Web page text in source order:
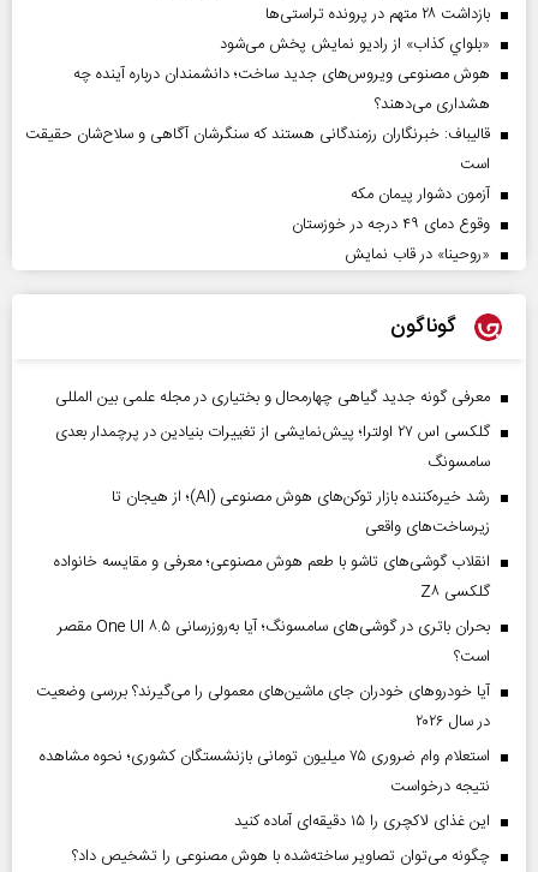
بازداشت ۲۸ متهم در پرونده تراستی‌ها
«بلواي کذاب» از رادیو نمایش پخش می‌شود
هوش مصنوعی ویروس‌های جدید ساخت؛ دانشمندان درباره آینده چه
هشداری می‌دهند؟
قالیباف: خبرنگاران رزمندگانی هستند که سنگرشان آگاهی و سلاح‌شان حقیقت
است
آزمون دشوار پیمان مکه
وقوع دمای ۴۹ درجه در خوزستان
«روحینا» در قاب نمایش
گوناگون
معرفی گونه جدید گیاهی چهارمحال و بختیاری در مجله علمی بین المللی
گلکسی اس ۲۷ اولترا؛ پیش‌نمایشی از تغییرات بنیادین در پرچمدار بعدی
سامسونگ
رشد خیره‌کننده بازار توکن‌های هوش مصنوعی (AI)؛ از هیجان تا
زیرساخت‌های واقعی
انقلاب گوشی‌های تاشو‌ با طعم هوش مصنوعی؛ معرفی و مقایسه خانواده
گلکسی Z۸
بحران باتری در گوشی‌های سامسونگ؛ آیا به‌روزرسانی One UI ۸.۵ مقصر
است؟
آیا خودروهای خودران جای ماشین‌های معمولی را می‌گیرند؟ بررسی وضعیت
در سال ۲۰۲۶
استعلام وام ضروری ۷۵ میلیون تومانی بازنشستگان کشوری؛ نحوه مشاهده
نتیجه درخواست
این غذای لاکچری را ۱۵ دقیقه‌ای آماده کنید
چگونه می‌توان تصاویر ساخته‌شده با هوش مصنوعی را تشخیص داد؟